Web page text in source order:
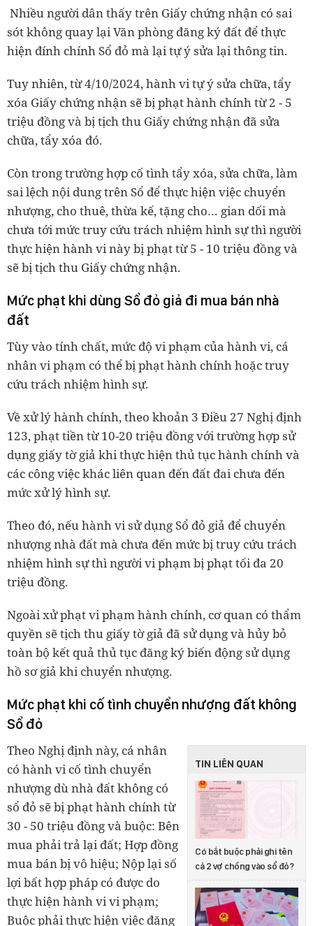
Nhiều người dân thấy trên Giấy chứng nhận có sai
sót không quay lại Văn phòng đăng ký đất để thực
hiện đính chính Sổ đỏ mà lại tự ý sửa lại thông tin.
Tuy nhiên, từ 4/10/2024, hành vi tự ý sửa chữa, tẩy
xóa Giấy chứng nhận sẽ bị phạt hành chính từ 2 - 5
triệu đồng và bị tịch thu Giấy chứng nhận đã sửa
chữa, tẩy xóa đó.
Còn trong trường hợp cố tình tẩy xóa, sửa chữa, làm
sai lệch nội dung trên Sổ để thực hiện việc chuyển
nhượng, cho thuê, thừa kế, tặng cho… gian dối mà
chưa tới mức truy cứu trách nhiệm hình sự thì người
thực hiện hành vi này bị phạt từ 5 - 10 triệu đồng và
sẽ bị tịch thu Giấy chứng nhận.
Mức phạt khi dùng Sổ đỏ giả đi mua bán nhà
đất
Tùy vào tính chất, mức độ vi phạm của hành vi, cá
nhân vi phạm có thể bị phạt hành chính hoặc truy
cứu trách nhiệm hình sự.
Về xử lý hành chính, theo khoản 3 Điều 27 Nghị định
123, phạt tiền từ 10-20 triệu đồng với trường hợp sử
dụng giấy tờ giả khi thực hiện thủ tục hành chính và
các công việc khác liên quan đến đất đai chưa đến
mức xử lý hình sự.
Theo đó, nếu hành vi sử dụng Sổ đỏ giả để chuyển
nhượng nhà đất mà chưa đến mức bị truy cứu trách
nhiệm hình sự thì người vi phạm bị phạt tối đa 20
triệu đồng.
Ngoài xử phạt vi phạm hành chính, cơ quan có thẩm
quyền sẽ tịch thu giấy tờ giả đã sử dụng và hủy bỏ
toàn bộ kết quả thủ tục đăng ký biến động sử dụng
hồ sơ giả khi chuyển nhượng.
Mức phạt khi cố tình chuyển nhượng đất không
Sổ đỏ
TIN LIÊN QUAN
Có bắt buộc phải ghi tên
cả 2 vợ chồng vào sổ đỏ?
Theo Nghị định này, cá nhân
có hành vi cố tình chuyển
nhượng dù nhà đất không có
sổ đỏ sẽ bị phạt hành chính từ
30 - 50 triệu đồng và buộc: Bên
mua phải trả lại đất; Hợp đồng
mua bán bị vô hiệu; Nộp lại số
lợi bất hợp pháp có được do
thực hiện hành vi vi phạm;
Buộc phải thực hiện việc đăng